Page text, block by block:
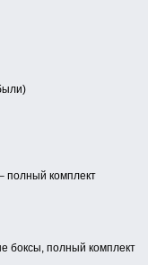
полный комплект
боксы, полный комплект